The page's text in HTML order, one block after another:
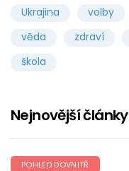
Ukrajina
volby
věda
zdraví
škola
Nejnovější články
POHLED DOVNITŘ